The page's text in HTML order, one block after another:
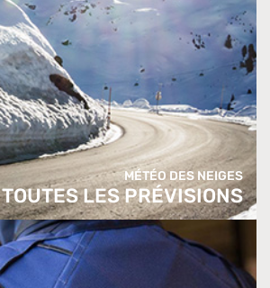
MÉTÉO DES NEIGES
TOUTES LES PRÉVISIONS